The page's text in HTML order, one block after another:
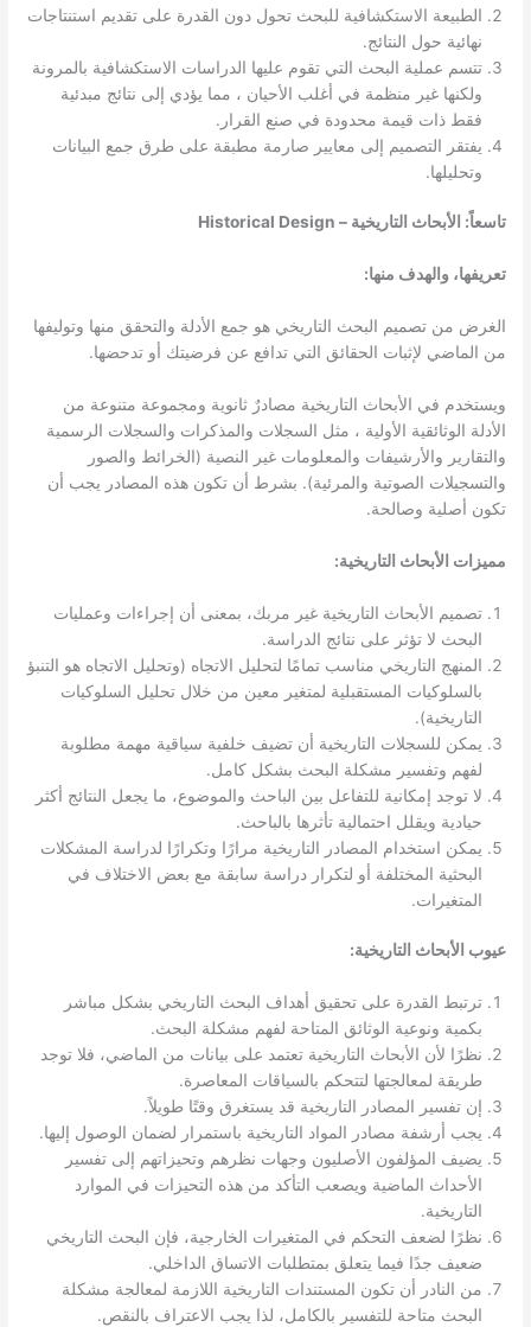
الطبيعة الاستكشافية للبحث تحول دون القدرة على تقديم استنتاجات
نهائية حول النتائج.
تتسم عملية البحث التي تقوم عليها الدراسات الاستكشافية بالمرونة
ولكنها غير منظمة في أغلب الأحيان ، مما يؤدي إلى نتائج مبدئية
فقط ذات قيمة محدودة في صنع القرار.
يفتقر التصميم إلى معايير صارمة مطبقة على طرق جمع البيانات
وتحليلها.
تاسعاً: الأبحاث التاريخية – Historical Design
تعريفها، والهدف منها:
الغرض من تصميم البحث التاريخي هو جمع الأدلة والتحقق منها وتوليفها
من الماضي لإثبات الحقائق التي تدافع عن فرضيتك أو تدحضها.
ويستخدم في الأبحاث التاريخية مصادرٌ ثانوية ومجموعة متنوعة من
الأدلة الوثائقية الأولية ، مثل السجلات والمذكرات والسجلات الرسمية
والتقارير والأرشيفات والمعلومات غير النصية (الخرائط والصور
والتسجيلات الصوتية والمرئية). بشرط أن تكون هذه المصادر يجب أن
تكون أصلية وصالحة.
مميزات الأبحاث التاريخية:
تصميم الأبحاث التاريخية غير مربك، بمعنى أن إجراءات وعمليات
البحث لا تؤثر على نتائج الدراسة.
المنهج التاريخي مناسب تمامًا لتحليل الاتجاه (وتحليل الاتجاه هو التنبؤ
بالسلوكيات المستقبلية لمتغير معين من خلال تحليل السلوكيات
التاريخية).
يمكن للسجلات التاريخية أن تضيف خلفية سياقية مهمة مطلوبة
لفهم وتفسير مشكلة البحث بشكل كامل.
لا توجد إمكانية للتفاعل بين الباحث والموضوع، ما يجعل النتائج أكثر
حيادية ويقلل احتمالية تأثرها بالباحث.
يمكن استخدام المصادر التاريخية مرارًا وتكرارًا لدراسة المشكلات
البحثية المختلفة أو لتكرار دراسة سابقة مع بعض الاختلاف في
المتغيرات.
عيوب الأبحاث التاريخية:
ترتبط القدرة على تحقيق أهداف البحث التاريخي بشكل مباشر
بكمية ونوعية الوثائق المتاحة لفهم مشكلة البحث.
نظرًا لأن الأبحاث التاريخية تعتمد على بيانات من الماضي، فلا توجد
طريقة لمعالجتها لتتحكم بالسياقات المعاصرة.
إن تفسير المصادر التاريخية قد يستغرق وقتًا طويلاً.
يجب أرشفة مصادر المواد التاريخية باستمرار لضمان الوصول إليها.
يضيف المؤلفون الأصليون وجهات نظرهم وتحيزاتهم إلى تفسير
الأحداث الماضية ويصعب التأكد من هذه التحيزات في الموارد
التاريخية.
نظرًا لضعف التحكم في المتغيرات الخارجية، فإن البحث التاريخي
ضعيف جدًا فيما يتعلق بمتطلبات الاتساق الداخلي.
من النادر أن تكون المستندات التاريخية اللازمة لمعالجة مشكلة
البحث متاحة للتفسير بالكامل، لذا يجب الاعتراف بالنقص.